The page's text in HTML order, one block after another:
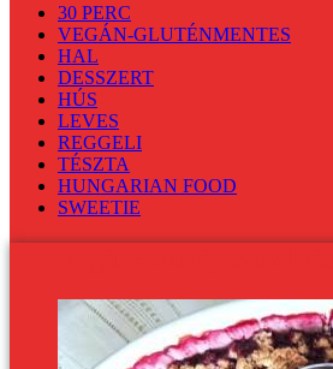
30 PERC
VEGÁN-GLUTÉNMENTES
HAL
DESSZERT
HÚS
LEVES
REGGELI
TÉSZTA
HUNGARIAN FOOD
SWEETIE